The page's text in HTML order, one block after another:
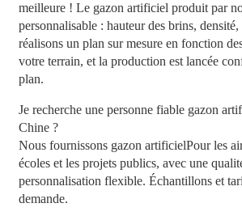
meilleure ! Le gazon artificiel produit par
personnalisable : hauteur des brins,
réalisons un plan sur mesure en fonction
votre terrain, et la production est lancée
plan.
Je recherche une personne fiable gazon
Chine ?
Nous fournissons gazon artificielPour les
écoles et les projets publics, avec une
personnalisation flexible. Échantillons et
demande.